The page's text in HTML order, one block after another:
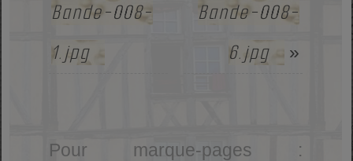
Bande-008-
1.jpg
Bande-008-
6.jpg
»
Pour marque-pages :